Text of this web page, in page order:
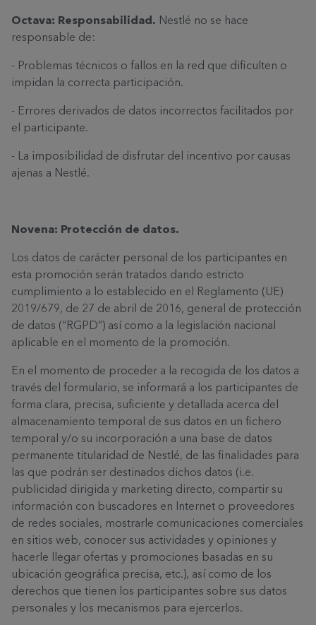
Octava: Responsabilidad. Nestlé no se hace
responsable de:
- Problemas técnicos o fallos en la red que dificulten o
impidan la correcta participación.
- Errores derivados de datos incorrectos facilitados por
el participante.
- La imposibilidad de disfrutar del incentivo por causas
ajenas a Nestlé.
Novena: Protección de datos.
Los datos de carácter personal de los participantes en
esta promoción serán tratados dando estricto
cumplimiento a lo establecido en el Reglamento (UE)
2019/679, de 27 de abril de 2016, general de protección
de datos (“RGPD”) así como a la legislación nacional
aplicable en el momento de la promoción.
En el momento de proceder a la recogida de los datos a
través del formulario, se informará a los participantes de
forma clara, precisa, suficiente y detallada acerca del
almacenamiento temporal de sus datos en un fichero
temporal y/o su incorporación a una base de datos
permanente titularidad de Nestlé, de las finalidades para
las que podrán ser destinados dichos datos (i.e.
publicidad dirigida y marketing directo, compartir su
información con buscadores en Internet o proveedores
de redes sociales, mostrarle comunicaciones comerciales
en sitios web, conocer sus actividades y opiniones y
hacerle llegar ofertas y promociones basadas en su
ubicación geográfica precisa, etc.), así como de los
derechos que tienen los participantes sobre sus datos
personales y los mecanismos para ejercerlos.